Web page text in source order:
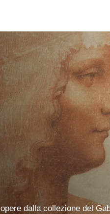
dalla collezione del